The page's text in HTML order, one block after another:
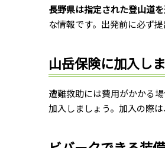
長野県は指定された登山道
な情報です。出発前に必ず
山岳保険に加入し
遭難救助には費用がかかる
加入しましょう。加入の際